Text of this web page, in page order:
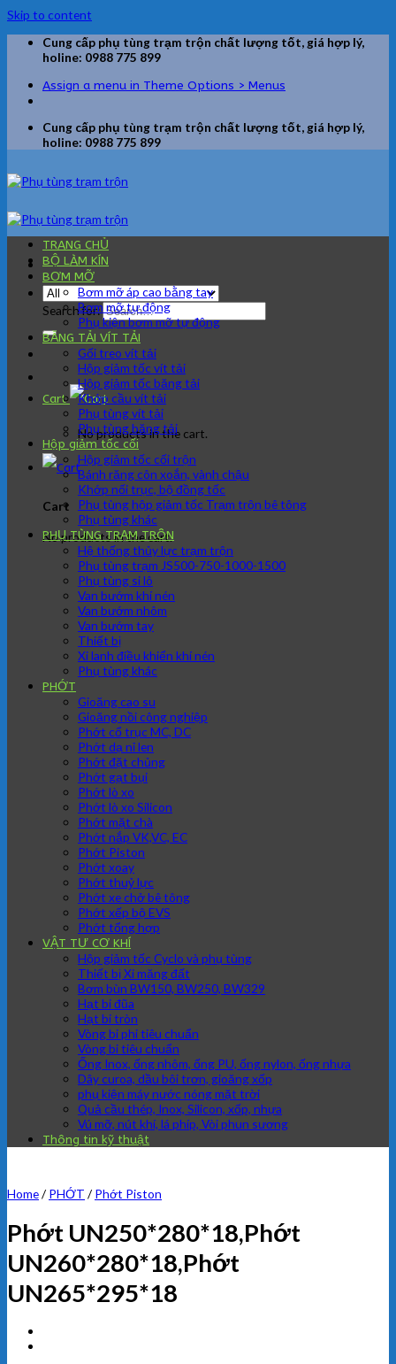
Skip to content
Cung cấp phụ tùng trạm trộn chất lượng tốt, giá hợp lý,
holine: 0988 775 899
Assign a menu in Theme Options > Menus
Cung cấp phụ tùng trạm trộn chất lượng tốt, giá hợp lý,
holine: 0988 775 899
Search for:
Cart
No products in the cart.
Cart
No products in the cart.
TRANG CHỦ
BỘ LÀM KÍN
BƠM MỠ
Bơm mỡ áp cao bằng tay
Bơm mỡ tự động
Phụ kiện bơm mỡ tự động
BĂNG TẢI VÍT TẢI
Gối treo vít tải
Hộp giảm tốc vít tải
Hộp giảm tốc băng tải
Khớp cầu vít tải
Phụ tùng vít tải
Phụ tùng băng tải
Hộp giảm tốc cối
Hộp giảm tốc cối trộn
Bánh răng côn xoắn, vành chậu
Khớp nối trục, bộ đồng tốc
Phụ tùng hộp giảm tốc Trạm trộn bê tông
Phụ tùng khác
PHỤ TÙNG TRẠM TRÔN
Hệ thống thủy lực trạm trộn
Phụ tùng trạm JS500-750-1000-1500
Phụ tùng si lô
Van bướm khí nén
Van bướm nhôm
Van bướm tay
Thiết bị
Xi lanh điều khiển khí nén
Phụ tùng khác
PHỚT
Gioăng cao su
Gioăng nồi công nghiệp
Phớt cổ trục MC, DC
Phớt dạ nỉ len
Phớt đặt chủng
Phớt gạt bụi
Phớt lò xo
Phớt lò xo Silicon
Phớt mặt chà
Phớt nắp VK,VC, EC
Phớt Piston
Phớt xoay
Phớt thuỷ lực
Phớt xe chở bê tông
Phớt xếp bộ EVS
Phớt tổng hợp
VẬT TƯ CƠ KHÍ
Hộp giảm tốc Cyclo và phụ tùng
Thiết bị Xi măng đất
Bơm bùn BW150, BW250, BW329
Hạt bi đũa
Hạt bi tròn
Vòng bi phi tiêu chuẩn
Vòng bi tiêu chuẩn
Ống Inox, ống nhôm, ống PU, ống nylon, ống nhựa
Dây curoa, dầu bôi trơn, gioăng xốp
phụ kiện máy nước nóng mặt trời
Quả cầu thép, Inox, Silicon, xốp, nhựa
Vú mỡ, nút khí, lá phíp, Vòi phun sương
Thông tin kỹ thuật
Home/ PHỚT / Phớt Piston
Phớt UN250*280*18,Phớt
UN260*280*18,Phớt
UN265*295*18